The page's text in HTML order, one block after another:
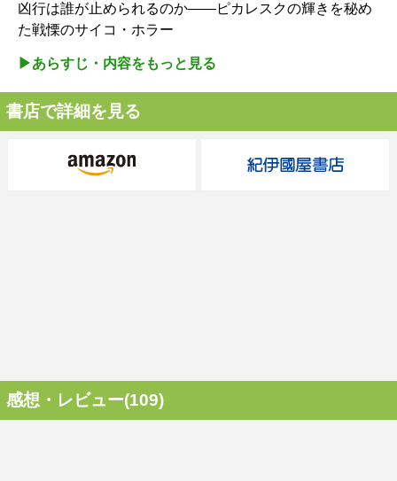
凶行は誰が止められるのか——ピカレスクの輝きを秘め
た戦慄のサイコ・ホラー
▶︎あらすじ・内容をもっと見る
書店で詳細を見る
感想・レビュー(109)